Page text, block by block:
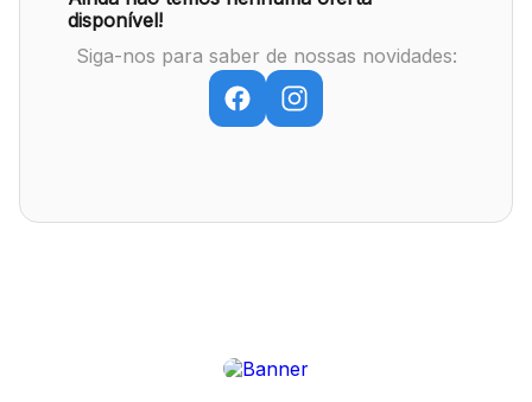
disponível!
Siga-nos para saber de nossas novidades: